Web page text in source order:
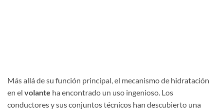
Más allá de su función principal, el mecanismo de hidratación
en el volante ha encontrado un uso ingenioso. Los
conductores y sus conjuntos técnicos han descubierto una